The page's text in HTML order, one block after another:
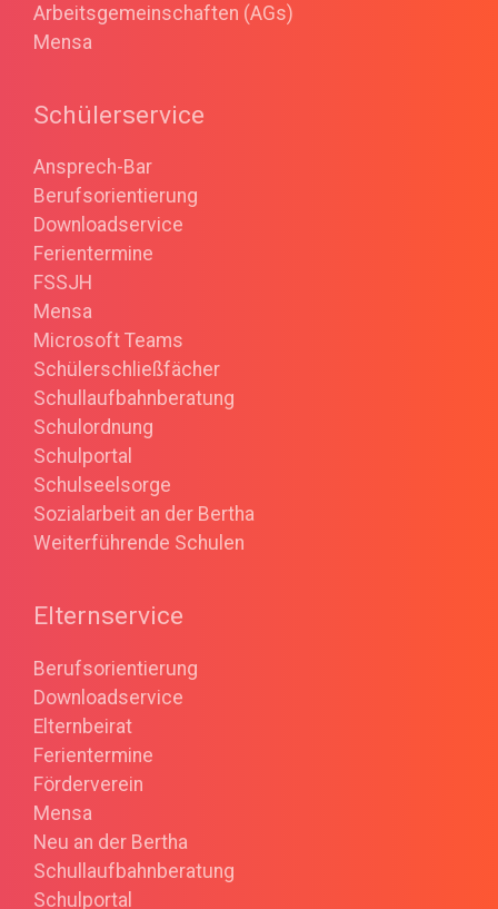
Arbeitsgemeinschaften (AGs)
Mensa
Schülerservice
Ansprech-Bar
Berufsorientierung
Downloadservice
Ferientermine
FSSJH
Mensa
Microsoft Teams
Schülerschließfächer
Schullaufbahnberatung
Schulordnung
Schulportal
Schulseelsorge
Sozialarbeit an der Bertha
Weiterführende Schulen
Elternservice
Berufsorientierung
Downloadservice
Elternbeirat
Ferientermine
Förderverein
Mensa
Neu an der Bertha
Schullaufbahnberatung
Schulportal